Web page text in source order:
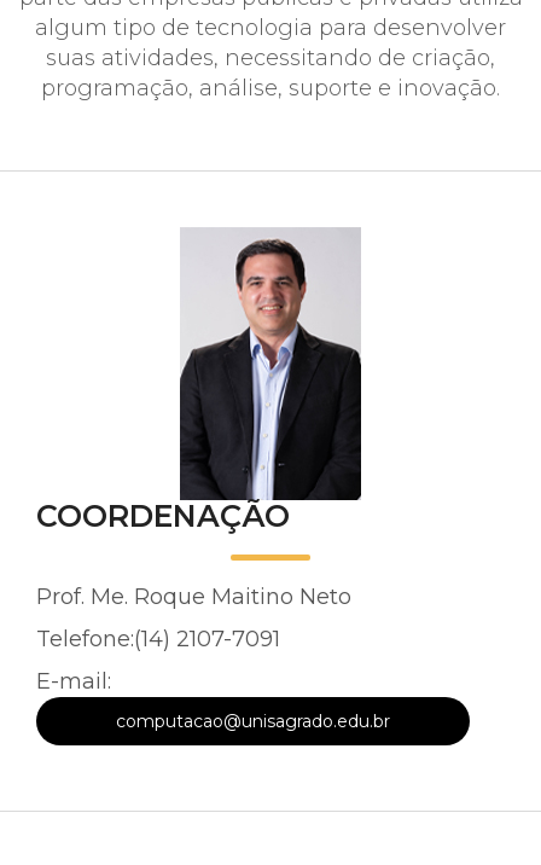
algum tipo de tecnologia para desenvolver
suas atividades, necessitando de criação,
programação, análise, suporte e inovação.
COORDENAÇÃO
Prof. Me. Roque Maitino Neto
Telefone:(14) 2107-7091
E-mail:
computacao@unisagrado.edu.br